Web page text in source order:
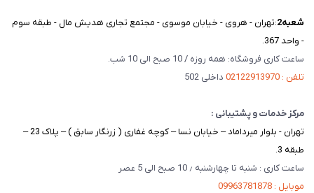
شعبه‌2 :تهران - هروی - خیابان موسوی - مجتمع تجاری هدیش مال - طبقه سوم
- واحد 367.
ساعت کاری فروشگاه: همه روزه / 10 صبح الی 10 شب.
تلفن : 02122913970
داخلی 502
مرکز خدمات و پشتیبانی :
تهران - بلوار میرداماد – خیابان نسا – کوچه غفاری ( زرنگار سابق ) – پلاک 23 –
طبقه 3.
ساعت کاری : شنبه تا چهارشنبه ٫ 10 صبح الی 5 عصر
موبایل : 09963781878